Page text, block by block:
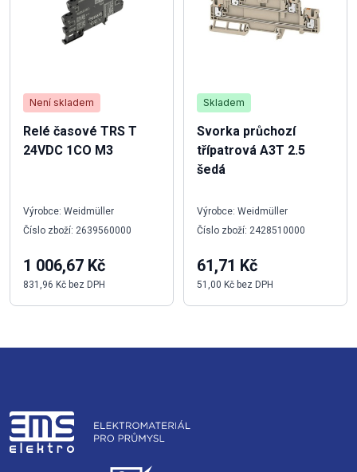
Není skladem
Relé časové TRS T
24VDC 1CO M3
Výrobce: Weidmüller
Číslo zboží: 2639560000
1 006,67 Kč
831,96 Kč bez DPH
Skladem
Svorka průchozí
třípatrová A3T 2.5
šedá
Výrobce: Weidmüller
Číslo zboží: 2428510000
61,71 Kč
51,00 Kč bez DPH